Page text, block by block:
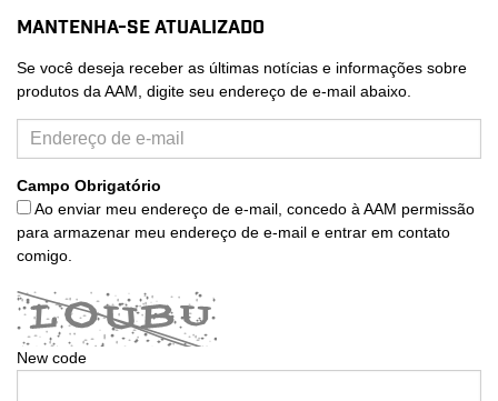
Mantenha-se atualizado
Se você deseja receber as últimas notícias e informações sobre
produtos da AAM, digite seu endereço de e-mail abaixo.
Campo Obrigatório
Ao enviar meu endereço de e-mail, concedo à AAM permissão
para armazenar meu endereço de e-mail e entrar em contato
comigo.
New code